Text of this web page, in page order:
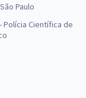
Paulo
Polícia Científica de